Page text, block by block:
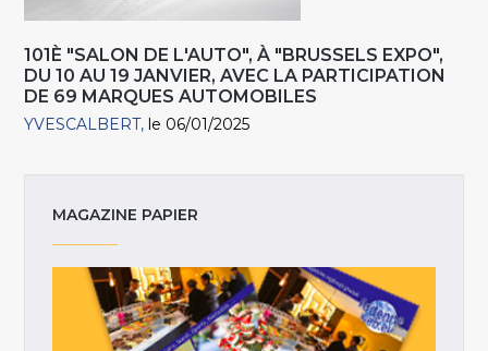
101È "SALON DE L'AUTO", À "BRUSSELS EXPO",
DU 10 AU 19 JANVIER, AVEC LA PARTICIPATION
DE 69 MARQUES AUTOMOBILES
YVESCALBERT le 06/01/2025
MAGAZINE PAPIER